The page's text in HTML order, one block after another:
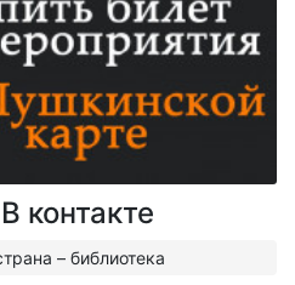
контакте
– библиотека